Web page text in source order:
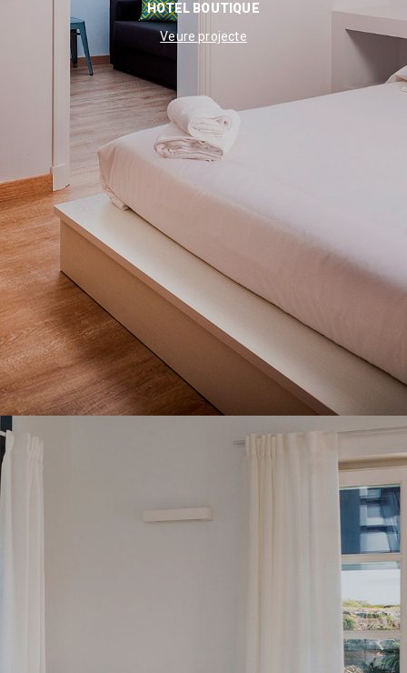
HOTEL BOUTIQUE
Veure projecte